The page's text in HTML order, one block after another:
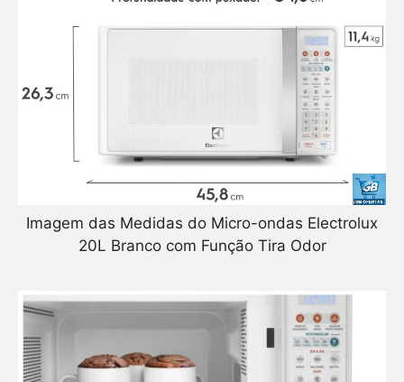
Imagem das Medidas do Micro-ondas Electrolux
20L Branco com Função Tira Odor